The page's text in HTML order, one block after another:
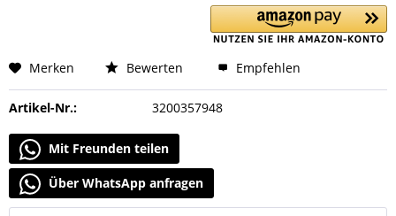
Merken Bewerten Empfehlen
Artikel-Nr.: 3200357948
Mit Freunden teilen
Über WhatsApp anfragen